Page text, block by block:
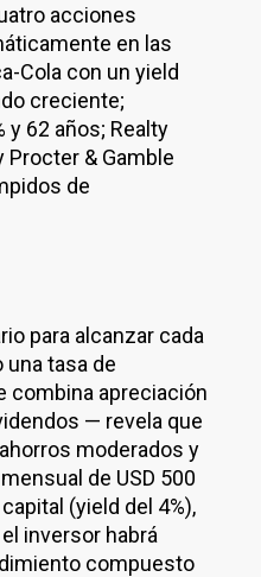
acciones
en las
Cola con un yield
creciente;
y 62 años; Realty
Procter & Gamble
de
para alcanzar cada
tasa de
combina apreciación
— revela que
moderados y
de USD 500
(yield del 4%),
inversor habrá
compuesto